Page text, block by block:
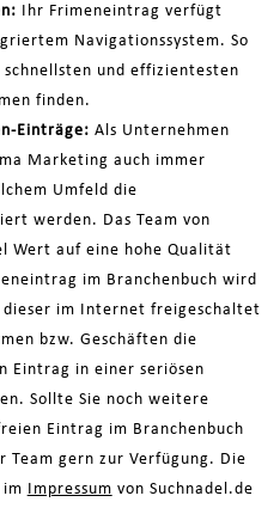
Ihr Frimeneintrag verfügt
Navigationssystem. So
schnellsten und effizientesten
finden.
Einträge: Als Unternehmen
Marketing auch immer
Umfeld die
werden. Das Team von
Wert auf eine hohe Qualität
im Branchenbuch wird
im Internet freigeschaltet
bzw. Geschäften die
Eintrag in einer seriösen
Sollte Sie noch weitere
Eintrag im Branchenbuch
Team gern zur Verfügung. Die
im
Impressum von Suchnadel.de